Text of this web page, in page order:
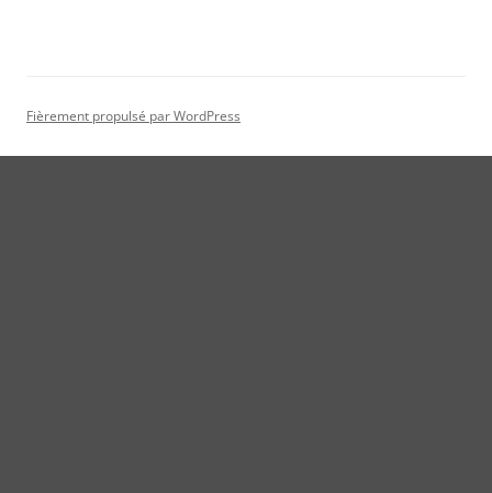
Fièrement propulsé par WordPress